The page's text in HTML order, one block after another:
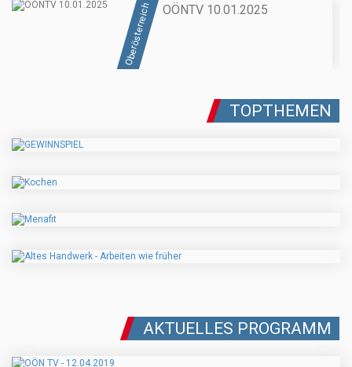
Oberösterreich OÖNTV 10.01.2025
TOPTHEMEN
AKTUELLES PROGRAMM